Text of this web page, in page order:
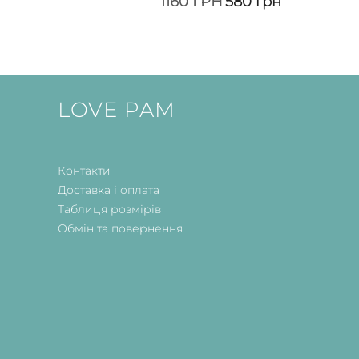
LOVE PAM
Контакти
Доставка і оплата
Таблиця розмірів
Обмін та повернення